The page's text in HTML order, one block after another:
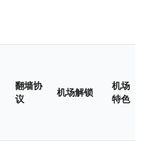
翻墙协
议
机场解锁
机场
特色